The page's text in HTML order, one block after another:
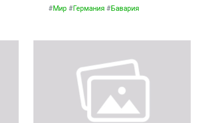
#Мир #Германия #Бавария